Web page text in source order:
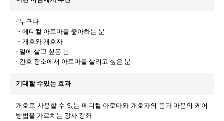
· 누구나
・메디컬 아로마를 좋아하는 분
・개호와 개호자
· 일에 살고 싶은 분
· 간호 장소에서 아로마를 살리고 싶은 분
기대할 수있는 효과
개호로 사용할 수 있는 메디컬 아로마와 개호자의 몸과 마음의 케어
방법을 가르치는 강사 강좌